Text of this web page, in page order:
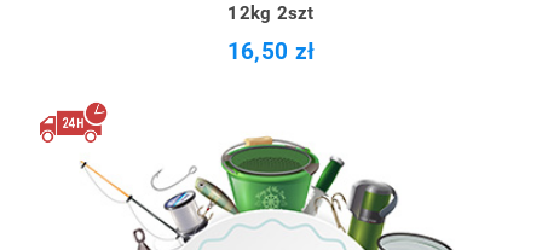
12kg 2szt
16,50 zł